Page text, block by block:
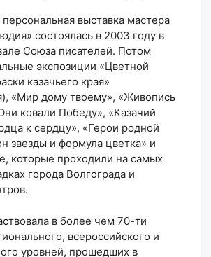
выставка мастера
состоялась в 2003 году в
Союза писателей. Потом
экспозиции «Цветной
казачьего края»
«Мир дому твоему», «Живопись
ковали Победу», «Казачий
к сердцу», «Герои родной
звезды и формула цветка» и
которые проходили на самых
города Волгограда и
в более чем 70-ти
всероссийского и
уровней, прошедших в